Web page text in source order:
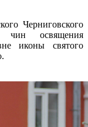
Черниговского
чин освящения
иконы святого